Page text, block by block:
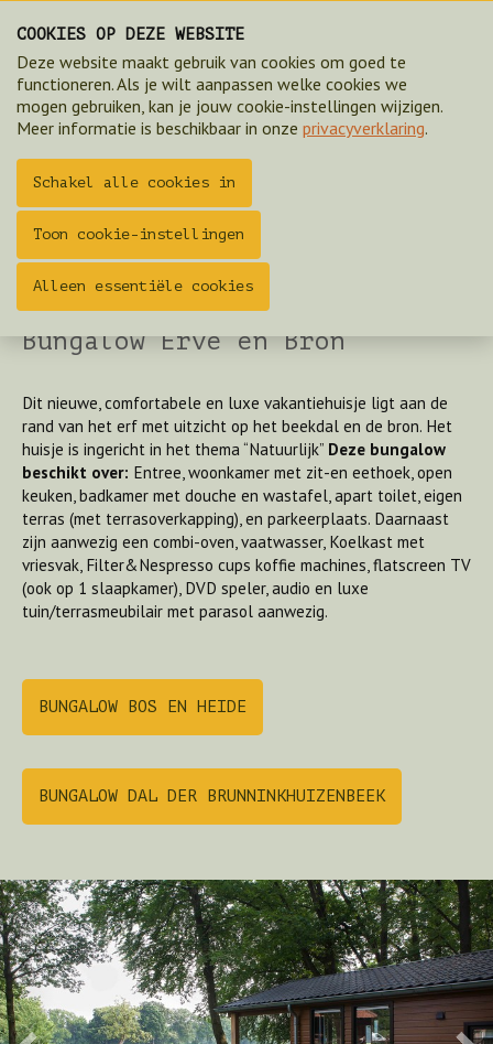
Uitzicht Huisje Erve en Bron
Bungalow Erve en Bron
Dit nieuwe, comfortabele en luxe vakantiehuisje ligt aan de
rand van het erf met uitzicht op het beekdal en de bron. Het
huisje is ingericht in het thema “Natuurlijk” Deze bungalow
beschikt over: Entree, woonkamer met zit-en eethoek, open
keuken, badkamer met douche en wastafel, apart toilet, eigen
terras (met terrasoverkapping), en parkeerplaats. Daarnaast
zijn aanwezig een combi-oven, vaatwasser, Koelkast met
vriesvak, Filter&Nespresso cups koffie machines, flatscreen TV
(ook op 1 slaapkamer), DVD speler, audio en luxe
tuin/terrasmeubilair met parasol aanwezig.
BUNGALOW BOS EN HEIDE
BUNGALOW DAL DER BRUNNINKHUIZENBEEK
COOKIES OP DEZE WEBSITE
Deze website maakt gebruik van cookies om goed te
functioneren. Als je wilt aanpassen welke cookies we
mogen gebruiken, kan je jouw cookie-instellingen wijzigen.
Meer informatie is beschikbaar in onze privacyverklaring.
Schakel alle cookies in
Toon cookie-instellingen
Alleen essentiële cookies